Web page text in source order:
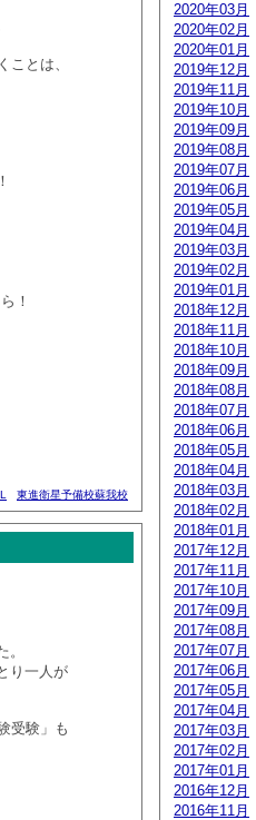
ことは、
！
東進衛星予備校蘇我校
り一人が
受験」も
2020年03月
2020年02月
2020年01月
2019年12月
2019年11月
2019年10月
2019年09月
2019年08月
2019年07月
2019年06月
2019年05月
2019年04月
2019年03月
2019年02月
2019年01月
2018年12月
2018年11月
2018年10月
2018年09月
2018年08月
2018年07月
2018年06月
2018年05月
2018年04月
2018年03月
2018年02月
2018年01月
2017年12月
2017年11月
2017年10月
2017年09月
2017年08月
2017年07月
2017年06月
2017年05月
2017年04月
2017年03月
2017年02月
2017年01月
2016年12月
2016年11月